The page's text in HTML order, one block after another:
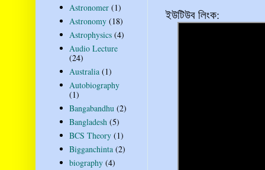
ইউটিউব লিংক:
Astronomer (1)
Astronomy (18)
Astrophysics (4)
Audio Lecture
(24)
Australia (1)
Autobiography
(1)
Bangabandhu (2)
Bangladesh (5)
BCS Theory (1)
Bigganchinta (2)
biography (4)